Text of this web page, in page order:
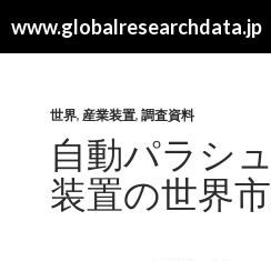
www.globalresearchdata.jp
索
世界, 産業装置, 調査資料
自動パラシ
装置の世界